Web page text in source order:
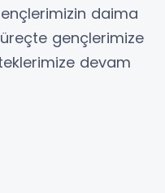
daima
gençlerimize
devam